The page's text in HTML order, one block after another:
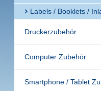
Labels / Booklets /
Druckerzubehör
Computer Zubehör
Smartphone / Tablet